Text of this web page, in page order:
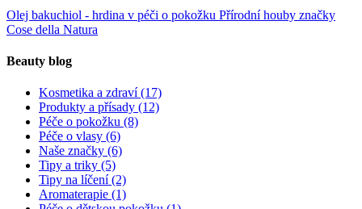
Olej bakuchiol - hrdina v péči o pokožku Přírodní houby značky
Cose della Natura
Beauty blog
Kosmetika a zdraví(17)
Produkty a přísady (12)
Péče o pokožku (8)
Péče o vlasy (6)
Naše značky (6)
Tipy a triky (5)
Tipy na líčení(2)
Aromaterapie (1)